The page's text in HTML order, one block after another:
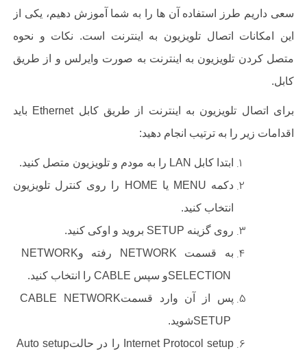
سعی داریم طرز استفاده آن ها را به شما آموزش دهیم، یکی از
این امکانات اتصال تلویزیون به اینترنت است. نکات و نحوه
متصل کردن تلویزیون به اینترنت به صورت وایرلس و از طریق
کابل.
برای اتصال تلویزیون به اینترنت از طریق کابل Ethernet باید
اقدامات زیر را به ترتیب انجام دهید:
ابتدا کابل LAN را به مودم و تلویزیون متصل کنید.
دکمه MENU یا HOME را روی کنترل تلویزیون
انتخاب کنید.
روی گزینه SETUP بروید و اوکی کنید.
به قسمت NETWORK رفته وNETWORK
SELECTIONو سپس CABLE را انتخاب کنید.
پس از آن وارد قسمتCABLE NETWORK
SETUPشوید.
Internet Protocol setup
را در حالتAuto setup